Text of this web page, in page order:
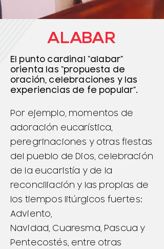
ALABAR
El punto cardinal “alabar”
orienta las “propuesta de
oración, celebraciones y las
experiencias de fe popular”.
Por ejemplo, momentos de
adoración eucarística,
peregrinaciones y otras fiestas
del pueblo de Dios, celebración
de la eucaristía y de la
reconciliación y las propias de
los tiempos litúrgicos fuertes:
Adviento,
Navidad, Cuaresma, Pascua y
Pentecostés, entre otras